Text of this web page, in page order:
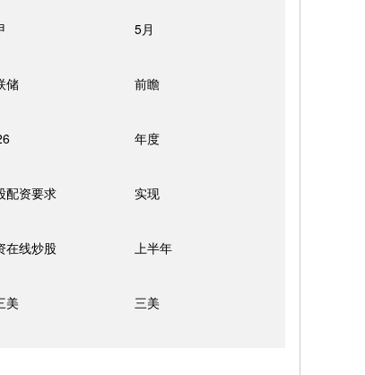
5月
储 前瞻
年度
配资要求 实现
在线炒股 上半年
美 三美